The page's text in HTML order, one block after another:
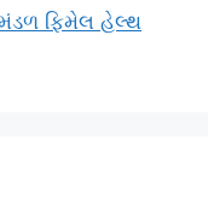
ફિમેલ હેલ્થ